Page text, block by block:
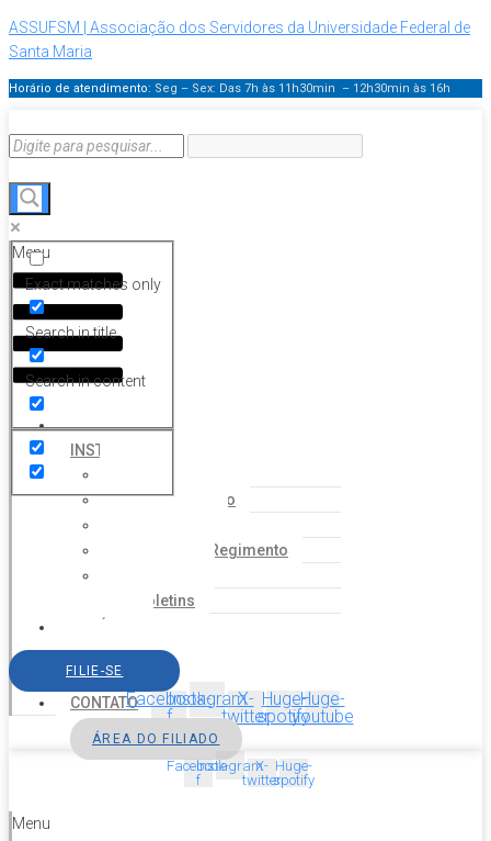
ASSUFSM | Associação dos Servidores da Universidade Federal de
Santa Maria
Horário de atendimento: Seg – Sex: Das 7h às 11h30min – 12h30min às 16h
Exact matches only
Search in title
Search in content
Menu
HOME
INSTITUCIONAL
Coordenação
Estatuto e Regimento
Boletins
SERVIÇOS
AGENDA
CONTATO
FILIE-SE
Facebook-
f
InstagramX-
twitter
Huge-
spotify
Huge-
youtube
ÁREA DO FILIADO
Facebook-
f
InstagramX-
twitter
Huge-
spotify
Menu